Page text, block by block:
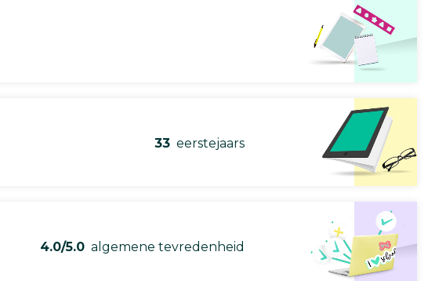
33 eerstejaars
4.0/5.0 algemene tevredenheid